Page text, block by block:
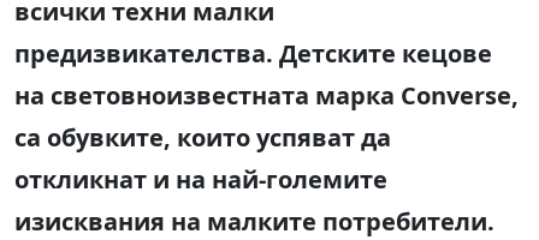
всички техни малки
предизвикателства. Детските кецове
на световноизвестната марка Converse,
са обувките, които успяват да
откликнат и на най-големите
изисквания на малките потребители.